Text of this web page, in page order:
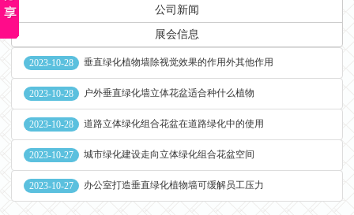
公司新闻
展会信息
2023-10-28 垂直绿化植物墙除视觉效果的作用外其他作用
2023-10-28 户外垂直绿化墙立体花盆适合种什么植物
2023-10-28 道路立体绿化组合花盆在道路绿化中的使用
2023-10-27 城市绿化建设走向立体绿化组合花盆空间
2023-10-27 办公室打造垂直绿化植物墙可缓解员工压力